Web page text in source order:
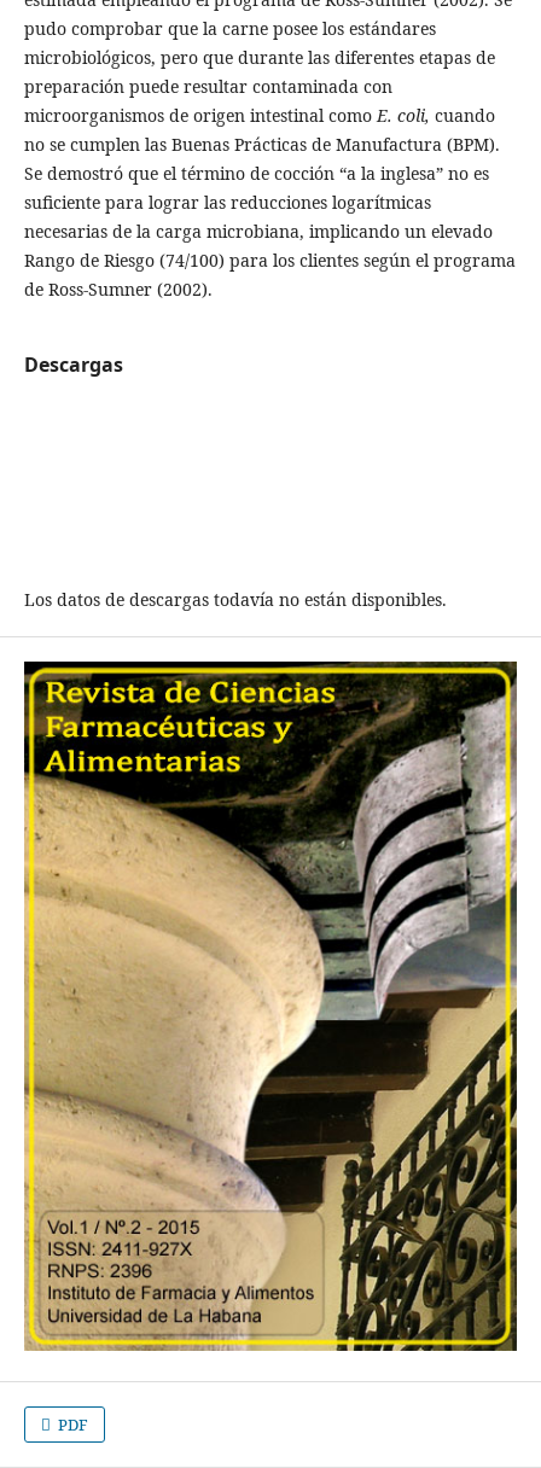
pudo comprobar que la carne posee los estándares
microbiológicos, pero que durante las diferentes etapas de
preparación puede resultar contaminada con
microorganismos de origen intestinal comoE. coli, cuando
no se cumplen las Buenas Prácticas de Manufactura (BPM).
Se demostró que el término de cocción “a la inglesa” no es
suficiente para lograr las reducciones logarítmicas
necesarias de la carga microbiana, implicando un elevado
Rango de Riesgo (74/100) para los clientes según el programa
de Ross-Sumner (2002).
Descargas
Los datos de descargas todavía no están disponibles.
PDF